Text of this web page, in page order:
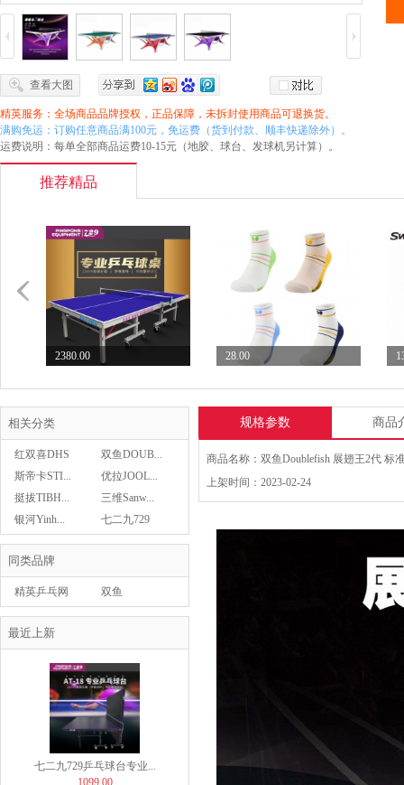
查看大图
精英服务：全场商品品牌授权，正品保障，未拆封使用商品可退换货。
满购免运：订购任意商品满100元，免运费（货到付款、顺丰快递除外）。
运费说明：每单全部商品运费10-15元（地胶、球台、发球机另计算）。
推荐精品
2380.00
28.00
28.00
Butterfly蝴蝶乒...
相关分类
红双喜DHS
双鱼DOUB...
斯帝卡STI...
优拉JOOL...
挺拔TIBH...
三维Sanw...
银河Yinh...
七二九729
同类品牌
精英乒乓网
双鱼
DOUBLEFISH
最近上新
Butterfly蝴蝶乒...
29.00
七二九729乒乓球台专业...
899.00
七二九729乒乓球台专业...
1099.00
规格参数 商品
上架时间：2023-02-24